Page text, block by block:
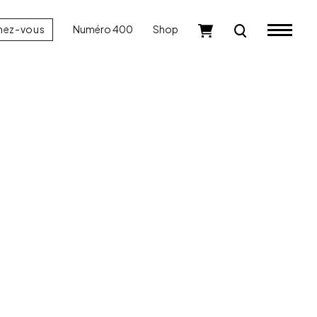
vous Numéro 400 Shop